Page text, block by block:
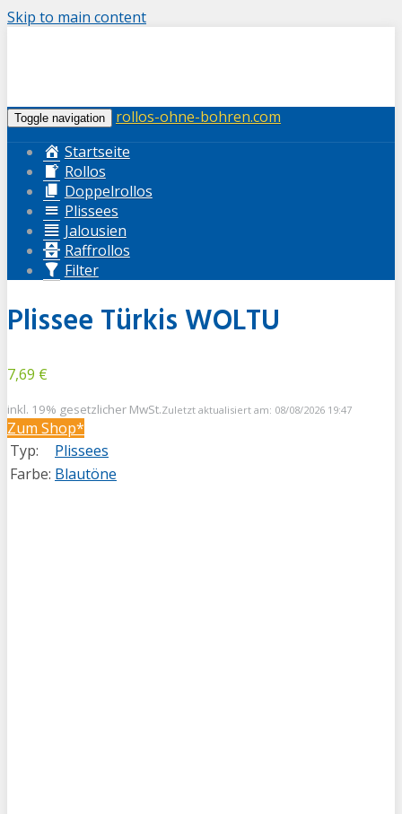
Skip to main content
Toggle navigation
rollos-ohne-bohren.com
Startseite
Rollos
Doppelrollos
Plissees
Jalousien
Raffrollos
Filter
Plissee Türkis WOLTU
7,69 €
inkl. 19% gesetzlicher MwSt.Zuletzt aktualisiert am: 08/08/2026 19:47
Zum Shop*
Typ:
Plissees
Farbe: Blautöne